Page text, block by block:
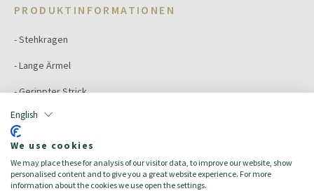
English
We use cookies
We may place these for analysis of our visitor data, to improve our website, show
personalised content and to give you a great website experience. For more
information about the cookies we use open the settings.
PRODUKTINFORMATIONEN
- Stehkragen
- Lange Ärmel
- Gerippter Strick
Color: LILIAC
Größe: XL
Zielgruppe:Damen/Donna